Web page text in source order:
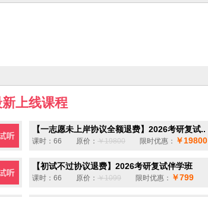
上线课程
【一志愿未上岸协议全额退费】2026考研复试..
课时：66 原价： ￥19800 限时优惠： ￥19800
【初试不过协议退费】2026考研复试伴学班
课时：66 原价： ￥1099 限时优惠： ￥799